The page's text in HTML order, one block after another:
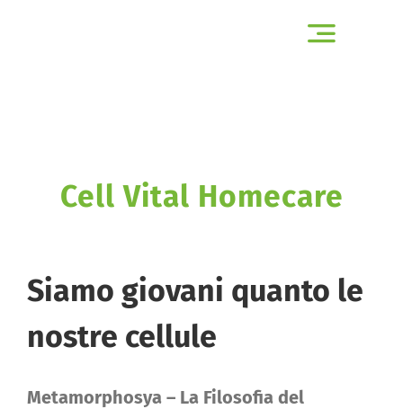
Toggle
CAMBIAMENTO AL VOLO
Cell Vital Homecare
Siamo giovani quanto le
nostre cellule
Metamorphosya – La Filosofia del